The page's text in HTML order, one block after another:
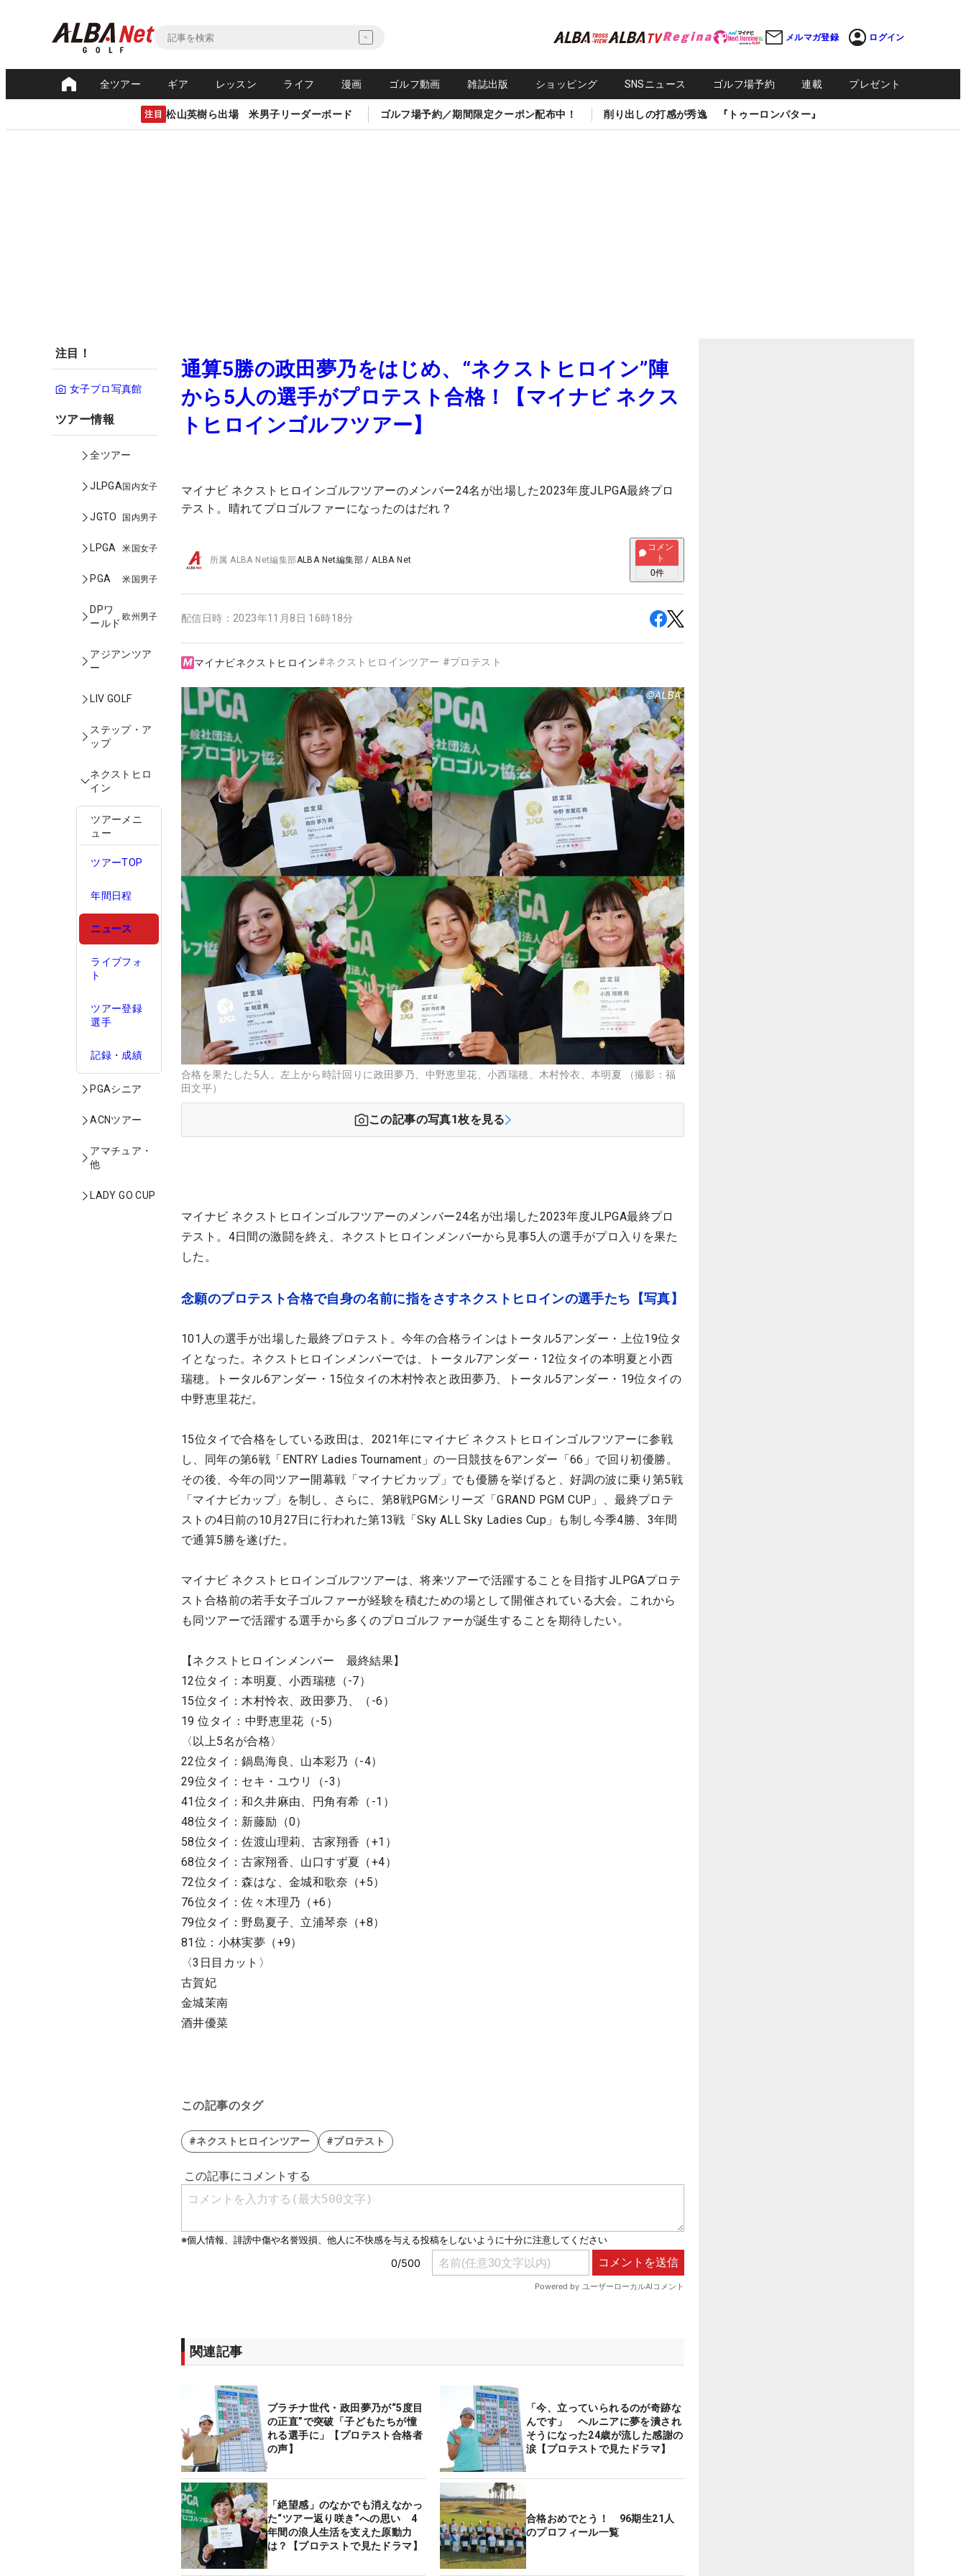
メルマガ登録 ログイン
全ツアー ギア レッスン ライフ 漫画 ゴルフ動画 雑誌出版 ショッピング SNSニュース ゴルフ場予約 連載 プレゼント
注目 松山英樹ら出場 米男子リーダーボード ゴルフ場予約／期間限定クーポン配布中！ 削り出しの打感が秀逸 『トゥーロンパター』
注目！
女子プロ写真館
ツアー情報
全ツアー
JLPGA国内女子
JGTO 国内男子
LPGA 米国女子
PGA 米国男子
DPワ
ールド
欧州男子
アジアンツア
ー
LIV GOLF
ステップ・ア
ップ
ネクストヒロ
イン
ツアーメニ
ュー
ツアーTOP
年間日程
ニュース
ライブフォ
ト
ツアー登録
選手
記録・成績
PGAシニア
ACNツアー
アマチュア・
他
LADY GO CUP
通算5勝の政田夢乃をはじめ、“ネクストヒロイン”陣
から5人の選手がプロテスト合格！【マイナビ ネクス
トヒロインゴルフツアー】
マイナビ ネクストヒロインゴルフツアーのメンバー24名が出場した2023年度JLPGA最終プロ
テスト。晴れてプロゴルファーになったのはだれ？
所属ALBA Net編集部ALBA Net編集部 /ALBA Net
コメン
ト
0件
配信日時： 2023年11月8日 16時18分
マイナビネクストヒロイン#ネクストヒロインツアー #プロテスト
合格を果たした5人。左上から時計回りに政田夢乃、中野恵里花、小西瑞穂、木村怜衣、本明夏 （撮影：福
田文平）
この記事の写真1枚を見る
マイナビ ネクストヒロインゴルフツアーのメンバー24名が出場した2023年度JLPGA最終プロ
テスト。4日間の激闘を終え、ネクストヒロインメンバーから見事5人の選手がプロ入りを果た
した。
念願のプロテスト合格で自身の名前に指をさすネクストヒロインの選手たち【写真】
101人の選手が出場した最終プロテスト。今年の合格ラインはトータル5アンダー・上位19位タ
イとなった。ネクストヒロインメンバーでは、トータル7アンダー・12位タイの本明夏と小西
瑞穂。トータル6アンダー・15位タイの木村怜衣と政田夢乃、トータル5アンダー・19位タイの
中野恵里花だ。
15位タイで合格をしている政田は、2021年にマイナビ ネクストヒロインゴルフツアーに参戦
し、同年の第6戦「ENTRY Ladies Tournament」の一日競技を6アンダー「66」で回り初優勝。
その後、今年の同ツアー開幕戦「マイナビカップ」でも優勝を挙げると、好調の波に乗り第5戦
「マイナビカップ」を制し、さらに、第8戦PGMシリーズ「GRAND PGM CUP」、最終プロテ
ストの4日前の10月27日に行われた第13戦「Sky ALL Sky Ladies Cup」も制し今季4勝、3年間
で通算5勝を遂げた。
マイナビ ネクストヒロインゴルフツアーは、将来ツアーで活躍することを目指すJLPGAプロテ
スト合格前の若手女子ゴルファーが経験を積むための場として開催されている大会。これから
も同ツアーで活躍する選手から多くのプロゴルファーが誕生することを期待したい。
【ネクストヒロインメンバー 最終結果】
12位タイ：本明夏、小西瑞穂（-7）
15位タイ：木村怜衣、政田夢乃、（-6）
19 位タイ：中野恵里花（-5）
〈以上5名が合格〉
22位タイ：鍋島海良、山本彩乃（-4）
29位タイ：セキ・ユウリ（-3）
41位タイ：和久井麻由、円角有希（-1）
48位タイ：新藤励（0）
58位タイ：佐渡山理莉、古家翔香（+1）
68位タイ：古家翔香、山口すず夏（+4）
72位タイ：森はな、金城和歌奈（+5）
76位タイ：佐々木理乃（+6）
79位タイ：野島夏子、立浦琴奈（+8）
81位：小林実夢（+9）
〈3日目カット〉
古賀妃
金城茉南
酒井優菜
この記事のタグ
#ネクストヒロインツアー #プロテスト
関連記事
プラチナ世代・政田夢乃が“5度目
の正直”で突破「子どもたちが憧
れる選手に」【プロテスト合格者
の声】
「今、立っていられるのが奇跡な
んです」 ヘルニアに夢を潰され
そうになった24歳が流した感謝の
涙【プロテストで見たドラマ】
「絶望感」のなかでも消えなかっ
た“ツアー返り咲き”への思い 4
年間の浪人生活を支えた原動力
は？【プロテストで見たドラマ】
合格おめでとう！ 96期生21人
のプロフィール一覧